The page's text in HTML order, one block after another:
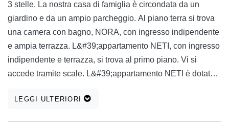
3 stelle. La nostra casa di famiglia è circondata da un
giardino e da un ampio parcheggio. Al piano terra si trova
una camera con bagno, NORA, con ingresso indipendente
e ampia terrazza. L&#39;appartamento NETI, con ingresso
indipendente e terrazza, si trova al primo piano. Vi si
accede tramite scale. L&#39;appartamento NETI è dotato
affittato tutto l&#39;anno. La camera NORA non è dotata di
LEGGI ULTERIORI